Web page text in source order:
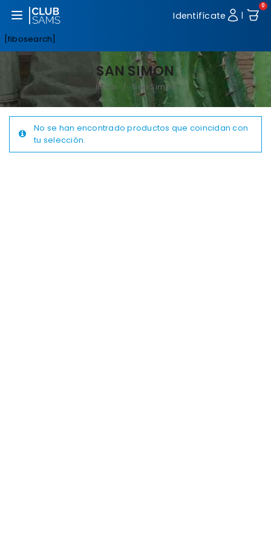
Abrir menú Identifícate |
0
[fibosearch]
SAN SIMON
Inicio / San Simon
No se han encontrado productos que coincidan con
tu selección.